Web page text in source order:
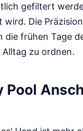
gefiltert
wird. Die
die frühen Tage
zu ordnen.
Pool